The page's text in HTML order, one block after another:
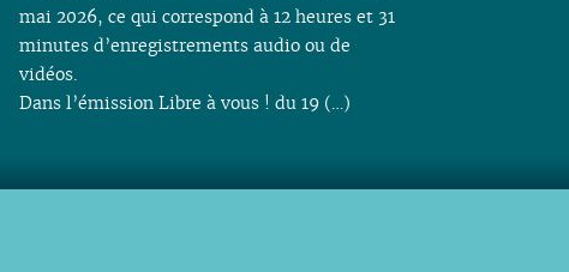
mai 2026, ce qui correspond à 12 heures et 31
minutes d’enregistrements audio ou de
vidéos.
Dans l’émission Libre à vous ! du 19 (…)